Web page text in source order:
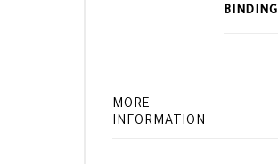
BINDING
MORE
INFORMATION